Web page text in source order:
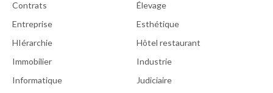
Contrats
Élevage
Entreprise
Esthétique
HIérarchie
Hôtel restaurant
Immobilier
Industrie
Informatique
Judiciaire